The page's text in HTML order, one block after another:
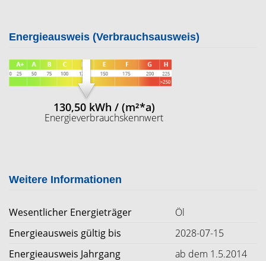
Energieausweis (Verbrauchsausweis)
130,50 kWh / (m²*a)
Energieverbrauchskennwert
Weitere Informationen
Wesentlicher Energieträger
Öl
Energieausweis gültig bis
2028-07-15
Energieausweis Jahrgang
ab dem 1.5.2014